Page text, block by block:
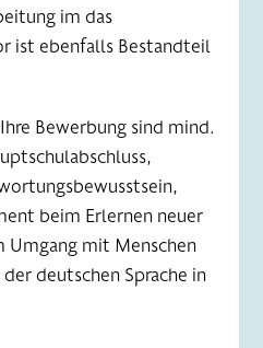
im das
ist ebenfalls Bestandteil
Bewerbung sind mind.
beim Erlernen neuer
Umgang mit Menschen
deutschen Sprache in